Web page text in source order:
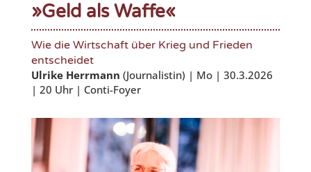
»Geld als Waffe«
Wie die Wirtschaft über Krieg und Frieden
entscheidet
Ulrike Herrmann (Journalistin) | Mo | 30.3.2026
| 20 Uhr | Conti-Foyer